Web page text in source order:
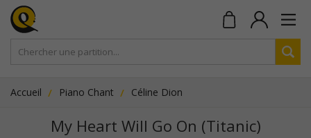
Accueil Piano Chant Céline Dion
My Heart Will Go On (Titanic)